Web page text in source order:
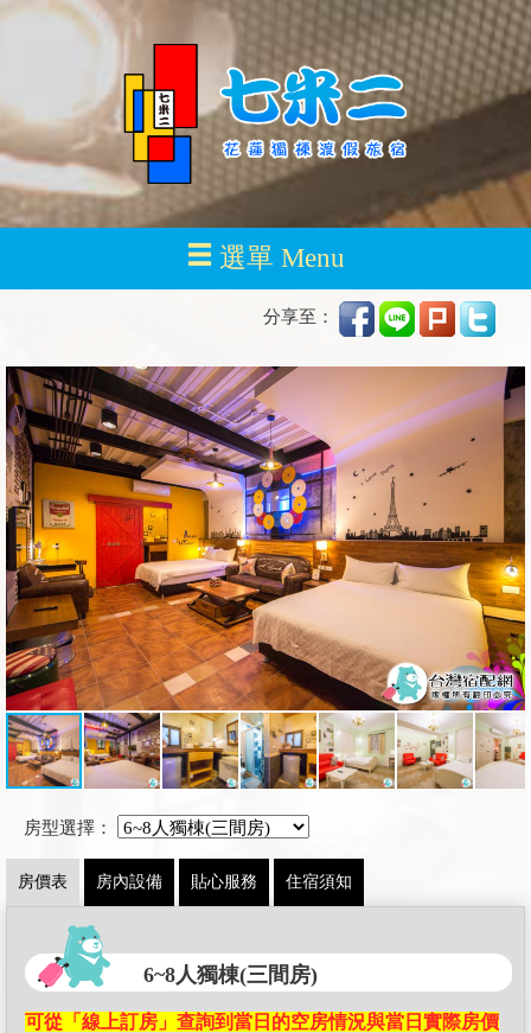
選單 Menu
分享至：
房型選擇：
房價表 房內設備 貼心服務 住宿須知
6~8人獨棟(三間房)
可從「線上訂房」查詢到當日的空房情況與當日實際房價